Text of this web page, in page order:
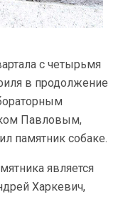
с четырьмя
в продолжение
Павловым,
памятник собаке.
является
Харкевич,